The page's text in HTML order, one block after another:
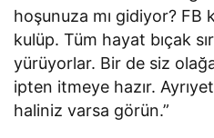
hoşunuza mı gidiyor? FB
kulüp. Tüm hayat bıçak
yürüyorlar. Bir de siz
ipten itmeye hazır.
haliniz varsa görün.”